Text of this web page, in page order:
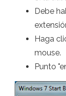
Debe
Haga
mouse.
Punto